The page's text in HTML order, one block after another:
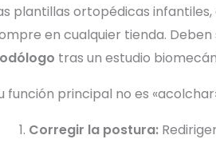
plantillas ortopédicas infantiles,
en cualquier tienda.
tras un estudio
función principal no es
Corregir la postura: